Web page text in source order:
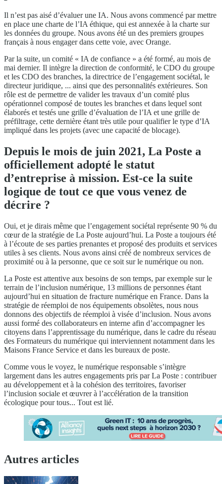
Il n’est pas aisé d’évaluer une IA. Nous avons commencé par mettre
en place une charte de l’IA éthique, qui est annexée à la charte sur
les données du groupe. Nous avons été un des premiers groupes
français à nous engager dans cette voie, avec Orange.
Par la suite, un comité « IA de confiance » a été formé, au mois de
mai dernier. Il intègre la direction de conformité, le CDO du groupe
et les CDO des branches, la directrice de l’engagement sociétal, le
directeur juridique, ... ainsi que des personnalités extérieures. Son
rôle est de permettre de valider les travaux d’un comité plus
opérationnel composé de toutes les branches et dans lequel sont
élaborés et testés une grille d’évaluation de l’IA et une grille de
préfiltrage, cette dernière étant très utile pour qualifier le type d’IA
impliqué dans les projets (avec une capacité de blocage).
Depuis le mois de juin 2021, La Poste a
officiellement adopté le statut
d’entreprise à mission. Est-ce la suite
logique de tout ce que vous venez de
décrire ?
Oui, et je dirais même que l’engagement sociétal représente 90 % du
cœur de la stratégie de La Poste aujourd’hui. La Poste a toujours été
à l’écoute de ses parties prenantes et proposé des produits et services
utiles à ses clients. Nous avons ainsi créé de nombreux services de
proximité ou à la personne, que ce soit sur le numérique ou non.
La Poste est attentive aux besoins de son temps, par exemple sur le
terrain de l’inclusion numérique, 13 millions de personnes étant
aujourd’hui en situation de fracture numérique en France. Dans la
stratégie de réemploi de nos équipements obsolètes, nous nous
donnons des objectifs de réemploi à visée d’inclusion. Nous avons
aussi formé des collaborateurs en interne afin d’accompagner les
citoyens dans l’apprentissage du numérique, dans le cadre du réseau
des Formateurs du numérique qui interviennent notamment dans les
Maisons France Service et dans les bureaux de poste.
Comme vous le voyez, le numérique responsable s’intègre
largement dans les autres engagements pris par La Poste : contribuer
au développement et à la cohésion des territoires, favoriser
l’inclusion sociale et œuvrer à l’accélération de la transition
écologique pour tous... Tout est lié.
Autres articles